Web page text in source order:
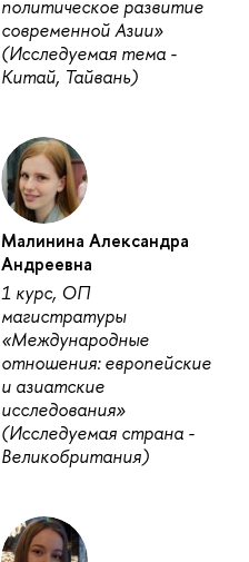
политическое развитие
современной Азии»
(Исследуемая тема -
Китай, Тайвань)
Малинина Александра
Андреевна
1 курс, ОП
магистратуры
«Международные
отношения: европейские
и азиатские
исследования»
(Исследуемая страна -
Великобритания)